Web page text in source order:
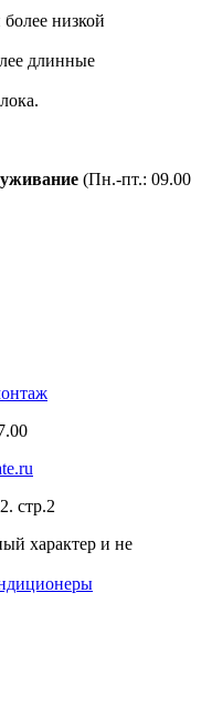
низкой
длинные
(Пн.-пт.: 09.00
стр.2
характер и не